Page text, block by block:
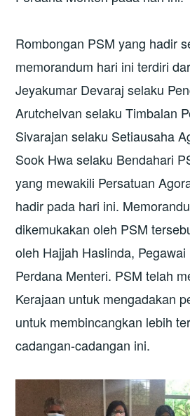
Rombongan PSM yang hadir
memorandum hari ini terdiri
Jeyakumar Devaraj selaku
Arutchelvan selaku Timbalan
Sivarajan selaku Setiausaha
Sook Hwa selaku Bendahari
yang mewakili Persatuan
hadir pada hari ini.
dikemukakan oleh PSM
oleh Hajjah Haslinda,
Perdana Menteri. PSM telah
Kerajaan untuk mengadakan
untuk membincangkan lebih
cadangan-cadangan ini.